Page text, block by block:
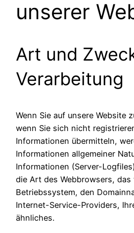
unserer
Art und
Verarbeitung
Wenn Sie auf unsere Website
wenn Sie sich nicht
Informationen übermitteln,
Informationen allgemeiner
Informationen (Server-
die Art des Webbrowsers, das
Betriebssystem, den
Internet-Service-Providers,
ähnliches.